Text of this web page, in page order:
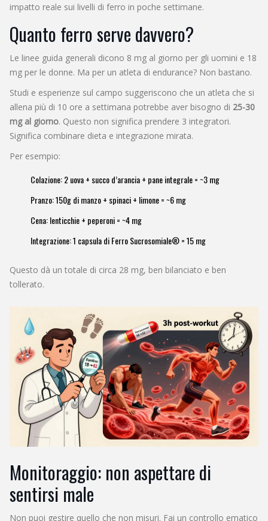
impatto reale sui livelli di ferro in poche settimane.
Quanto ferro serve davvero?
Le linee guida generali dicono 8 mg al giorno per gli uomini e 18
mg per le donne. Ma per un atleta di endurance? Non bastano.
Studi e esperienze sul campo suggeriscono che un atleta che si
allena più di 10 ore a settimana potrebbe aver bisogno di 25-30
mg al giorno. Questo non significa prendere 3 integratori.
Significa combinare dieta e integrazione mirata.
Per esempio:
Colazione: 2 uova + succo d’arancia + pane integrale = ~3 mg
Pranzo: 150g di manzo + spinaci + limone = ~6 mg
Cena: lenticchie + peperoni = ~4 mg
Integrazione: 1 capsula di Ferro Sucrosomiale® = 15 mg
Questo dà un totale di circa 28 mg, ben bilanciato e ben
tollerato.
Monitoraggio: non aspettare di
sentirsi male
Non puoi gestire quello che non misuri. Fai un controllo ematico